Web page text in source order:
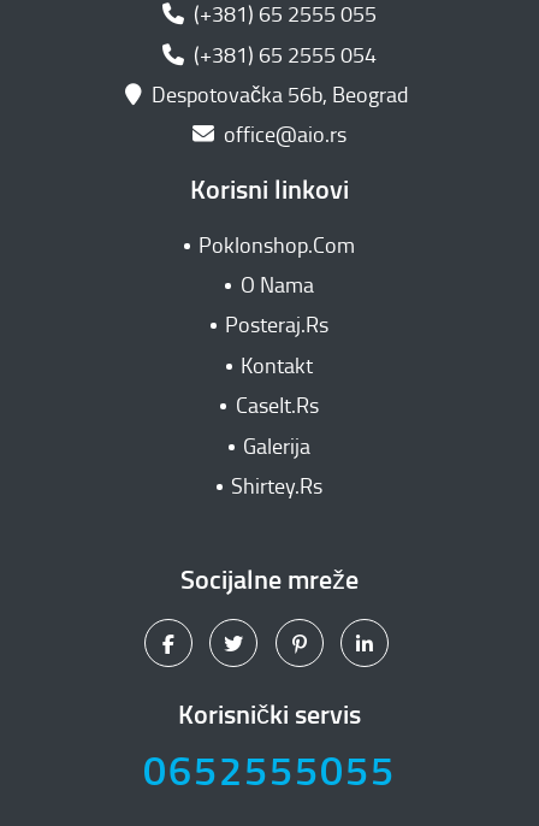
(+381) 65 2555 055
(+381) 65 2555 054
Despotovačka 56b, Beograd
office@aio.rs
Korisni linkovi
Poklonshop.Com
O Nama
Posteraj.Rs
Kontakt
CaseIt.Rs
Galerija
Shirtey.Rs
Socijalne mreže
Korisnički servis
0652555055